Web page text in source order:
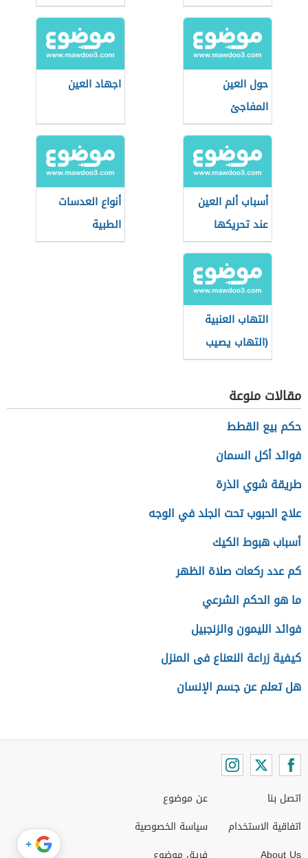
حول العين
المفاجئ
اجهاد العين
أسباب ألم العين
عند تحريكها
أنواع العدسات
الطبية
واستخداماتها
التهاب العنبية
(التهاب يصيب
العين)
مقالات منوعة
حكم بيع القطط
فوائد أكل السمان
طريقة شوي الذرة
علاج الحبوب تحت الجلد في الوجه
أسباب هبوط الكيك
كم عدد ركعات صلاة الظهر
ما هو الحكم الشرعي
فوائد الليمون والزنجبيل
كيفية زراعة النعناع فى المنزل
هل تعلم عن جسم الإنسان
اتصل بنا
اتفاقية الاستخدام
عن موضوع
سياسة الخصوصية
+